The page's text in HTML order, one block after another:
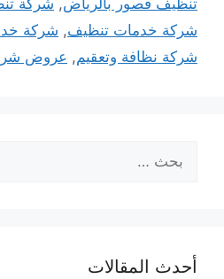
تنظيف قصور بالرياض, شركة
شركة خدمات تنظيف, شركة
شركة نظافة وتعقيم, عروض
عن:
أحدث المقالات